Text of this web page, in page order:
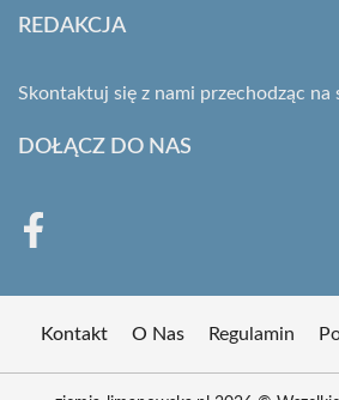
REDAKCJA
Skontaktuj się z nami przechodząc na
DOŁĄCZ DO NAS
Kontakt O Nas Regulamin